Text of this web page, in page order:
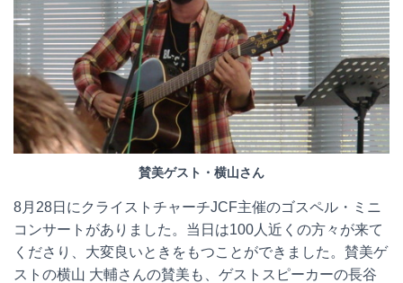
賛美ゲスト・横山さん
8月28日にクライストチャーチJCF主催のゴスペル・ミニ
コンサートがありました。当日は100人近くの方々が来て
くださり、大変良いときをもつことができました。賛美ゲ
ストの横山 大輔さんの賛美も、ゲストスピーカーの長谷